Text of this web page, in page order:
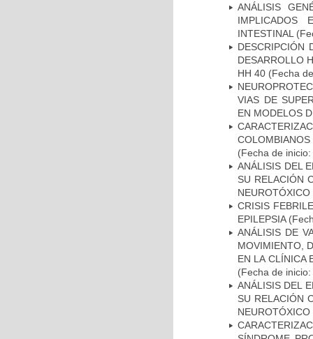
ANÁLISIS
IMPLICADOS
INTESTINAL
DESCRIPCIÓN
DESARROLLO
HH 40 (Fecha
VIAS DE
EN MODELOS
(Fecha de
ANÁLISIS DEL
SU RELACIÓN
NEUROTÓXICO
CRISIS
EPILEPSIA
ANÁLISIS DE
MOVIMIENTO,
EN LA CLÍNICA
(Fecha de
ANÁLISIS DEL
SU RELACIÓN
NEUROTÓXICO